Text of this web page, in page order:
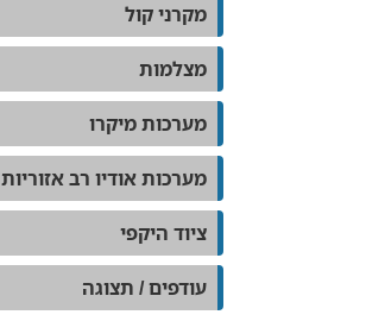
מקרני קול
מצלמות
מערכות מיקרו
מערכות אודיו רב אזוריות
ציוד היקפי
עודפים / תצוגה